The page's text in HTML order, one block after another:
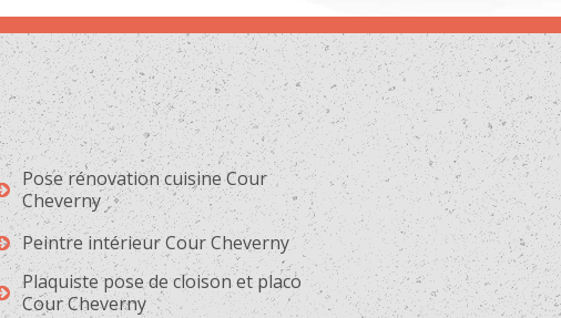
Pose rénovation cuisine Cour
Cheverny
Peintre intérieur Cour Cheverny
Plaquiste pose de cloison et placo
Cour Cheverny